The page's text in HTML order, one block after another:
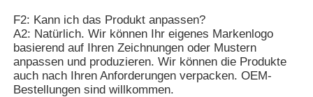
Industriealuminium-Extrusion
Zubehör für Aluminiumprofile
F2: Kann ich das Produkt anpassen?
A2: Natürlich. Wir können Ihr eigenes Markenlogo
basierend auf Ihren Zeichnungen oder Mustern
anpassen und produzieren. Wir können die Produkte
auch nach Ihren Anforderungen verpacken. OEM-
Bestellungen sind willkommen.